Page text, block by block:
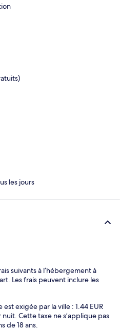
les jours
suivants à l’hébergement à
Les frais peuvent inclure les
exigée par la ville : 1.44 EUR
Cette taxe ne s’applique pas
de 18 ans.